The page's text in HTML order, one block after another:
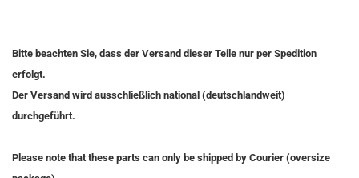
Bitte beachten Sie, dass der Versand dieser Teile nur per Spedition
erfolgt.
Der Versand wird ausschließlich national (deutschlandweit)
durchgeführt.
Please note that these parts can only be shipped by Courier (oversize